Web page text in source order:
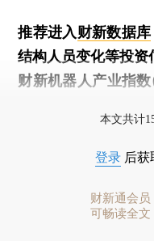
推荐进入财新数据库
结构人员变化等投资
财新机器人产业指数
本文共计
登录 后获
财新通会员
可畅读全文